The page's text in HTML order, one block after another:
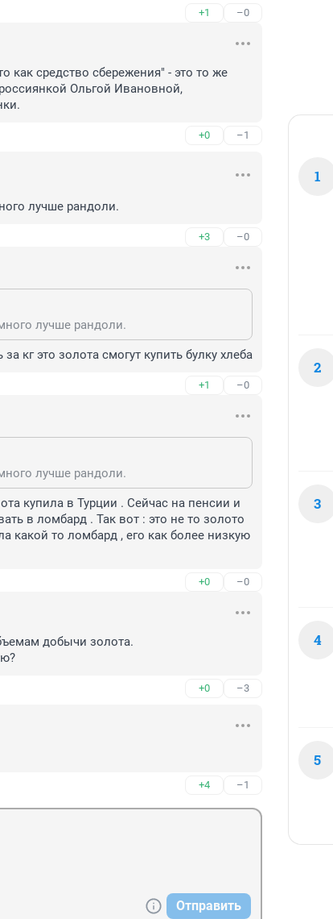
+1 –0
как средство сбережения" - это то же
Ольгой Ивановной,
+0 –1
лучше рандоли.
+3 –0
лучше рандоли.
кг это золота смогут купить булку хлеба
+1 –0
лучше рандоли.
купила в Турции . Сейчас на пенсии и
в ломбард . Так вот : это не то золото
какой то ломбард , его как более низкую
+0 –0
добычи золота.
+0 –3
+4 –1
Отправить
1
2
3
4
5